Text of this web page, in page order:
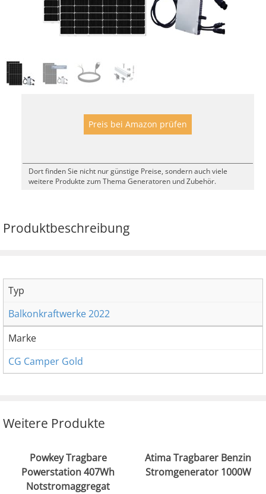
Preis bei Amazon prüfen
Dort finden Sie nicht nur günstige Preise, sondern auch viele
weitere Produkte zum Thema Generatoren und Zubehör.
Produktbeschreibung
Typ
Balkonkraftwerke 2022
Marke
CG Camper Gold
Weitere Produkte
Powkey Tragbare
Powerstation 407Wh
Notstromaggregat
Atima Tragbarer Benzin
Stromgenerator 1000W